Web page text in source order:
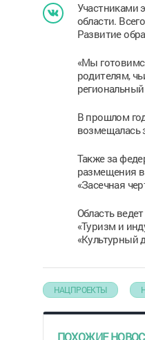
Участниками
области.
Развитие
«Мы
родителям,
В прошлом
возмещалась
Также за
размещения
«Засечная
Область
«Туризм и
«Культурный
НАЦПРОЕКТЫ
ПОХОЖИЕ